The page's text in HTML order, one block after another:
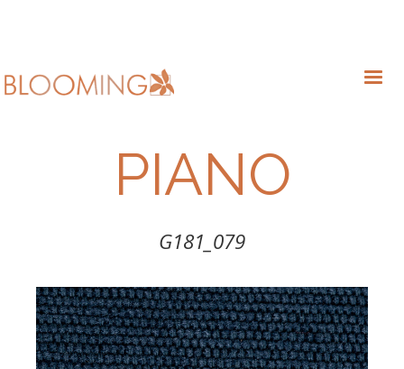
PIANO
G181_079